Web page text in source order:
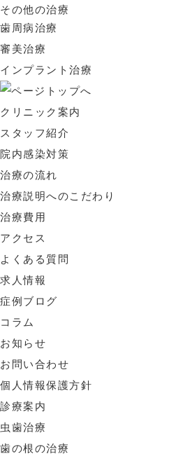
その他の治療
歯周病治療
審美治療
インプラント治療
クリニック案内
スタッフ紹介
院内感染対策
治療の流れ
治療説明へのこだわり
治療費用
アクセス
よくある質問
求人情報
症例ブログ
コラム
お知らせ
お問い合わせ
個人情報保護方針
診療案内
虫歯治療
歯の根の治療